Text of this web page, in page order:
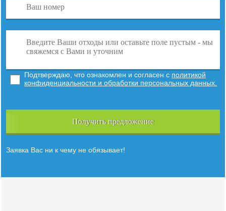
Подтверждаю, что ознакомлен и согласен с политикой
конфиденциальности и обработки персональных данных.
Получить предложение
Заявка Вас ни к чему не обязывает!